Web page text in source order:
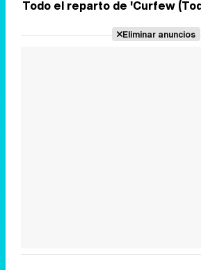
Todo el reparto de 'Curfew
Eliminar anuncios